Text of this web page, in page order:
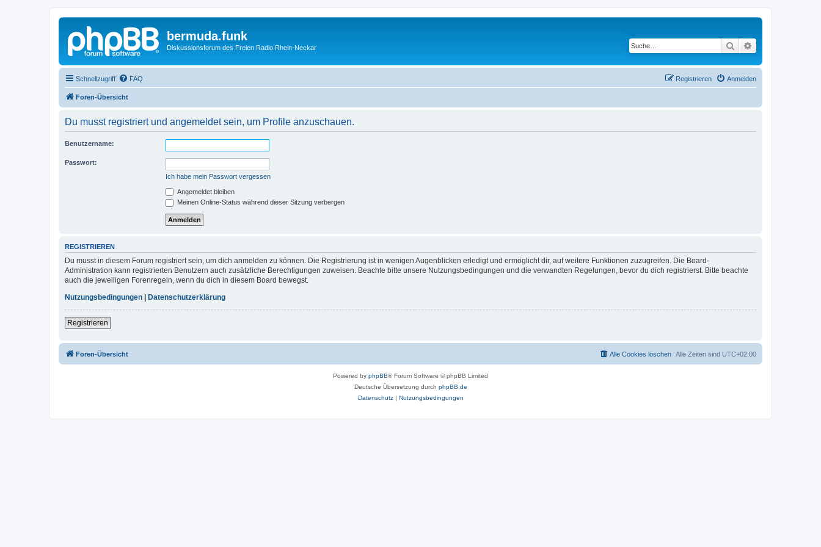
bermuda.funk
Diskussionsforum des Freien Radio Rhein-Neckar Suche
Schnellzugriff FAQ Anmelden
Registrieren
Foren-Übersicht
Du musst registriert und angemeldet sein, um Profile anzuschauen.
Benutzername:
Passwort:
Ich habe mein Passwort vergessen
Angemeldet bleiben
Meinen Online-Status während dieser Sitzung verbergen
REGISTRIEREN
Du musst in diesem Forum registriert sein, um dich anmelden zu können. Die Registrierung ist in wenigen Augenblicken erledigt und ermöglicht dir, auf weitere Funktionen zuzugreifen. Die Board-
Administration kann registrierten Benutzern auch zusätzliche Berechtigungen zuweisen. Beachte bitte unsere Nutzungsbedingungen und die verwandten Regelungen, bevor du dich registrierst. Bitte beachte
auch die jeweiligen Forenregeln, wenn du dich in diesem Board bewegst.
Nutzungsbedingungen
Datenschutzerklärung
Registrieren
Foren-Übersicht Alle Zeiten sind UTC+02:00
Alle Cookies löschen
Powered by phpBB® Forum Software © phpBB Limited
Deutsche Übersetzung durch phpBB.de
Datenschutz| Nutzungsbedingungen